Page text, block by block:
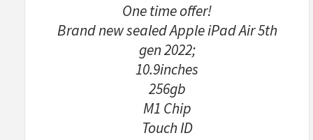
One time offer!
Brand new sealed Apple iPad Air 5th
gen 2022;
10.9inches
256gb
M1 Chip
Touch ID